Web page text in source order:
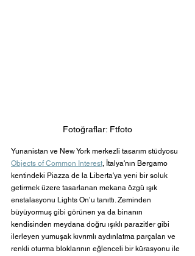
Fotoğraflar: Ftfoto
Yunanistan ve New York merkezli tasarım stüdyosu
Objects of Common Interest, İtalya'nın Bergamo
kentindeki Piazza de la Liberta'ya yeni bir soluk
getirmek üzere tasarlanan mekana özgü ışık
enstalasyonu Lights On’u tanıttı. Zeminden
büyüyormuş gibi görünen ya da binanın
kendisinden meydana doğru ışıklı parazitler gibi
ilerleyen yumuşak kıvrımlı aydınlatma parçaları ve
renkli oturma bloklarının eğlenceli bir kürasyonu ile